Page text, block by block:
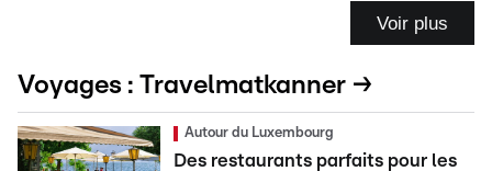
Voir plus
Voyages : Travelmatkanner →
Autour du Luxembourg
Des restaurants parfaits pour les